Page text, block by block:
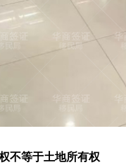
不等于土地所有权